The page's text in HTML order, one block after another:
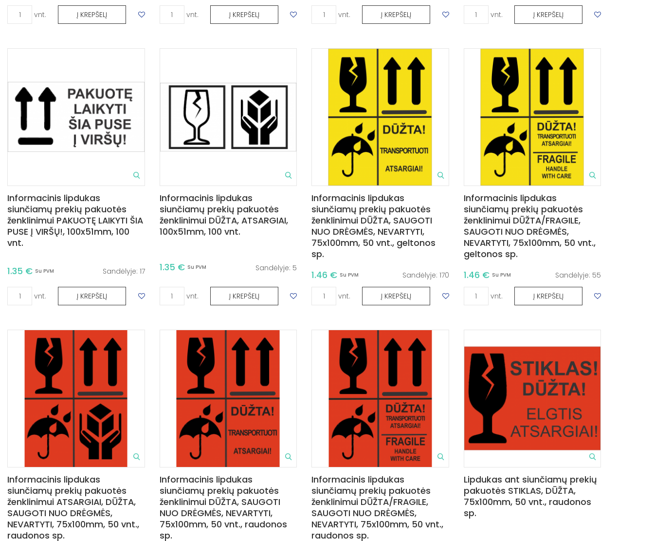
vnt. Į KREPŠELĮ vnt. Į KREPŠELĮ vnt. Į KREPŠELĮ vnt. Į KREPŠELĮ
Informacinis lipdukas
siunčiamų prekių pakuotės
ženklinimui PAKUOTĘ LAIKYTI ŠIA
PUSE Į VIRŠŲ!, 100x51mm, 100
vnt.
1.35 € Su PVM Sandėlyje: 17
vnt. Į KREPŠELĮ
Informacinis lipdukas
siunčiamų prekių pakuotės
ženklinimui DŪŽTA, ATSARGIAI,
100x51mm, 100 vnt.
1.35 € Su PVM Sandėlyje: 5
vnt. Į KREPŠELĮ
Informacinis lipdukas
siunčiamų prekių pakuotės
ženklinimui DŪŽTA, SAUGOTI
NUO DRĖGMĖS, NEVARTYTI,
75x100mm, 50 vnt., geltonos
sp.
1.46 € Su PVM Sandėlyje: 170
vnt. Į KREPŠELĮ
Informacinis lipdukas
siunčiamų prekių pakuotės
ženklinimui DŪŽTA/FRAGILE,
SAUGOTI NUO DRĖGMĖS,
NEVARTYTI, 75x100mm, 50 vnt.,
geltonos sp.
1.46 € Su PVM Sandėlyje: 55
vnt. Į KREPŠELĮ
Informacinis lipdukas
siunčiamų prekių pakuotės
ženklinimui ATSARGIAI, DŪŽTA,
SAUGOTI NUO DRĖGMĖS,
NEVARTYTI, 75x100mm, 50 vnt.,
raudonos sp.
Informacinis lipdukas
siunčiamų prekių pakuotės
ženklinimui DŪŽTA, SAUGOTI
NUO DRĖGMĖS, NEVARTYTI,
75x100mm, 50 vnt., raudonos
sp.
Informacinis lipdukas
siunčiamų prekių pakuotės
ženklinimui DŪŽTA/FRAGILE,
SAUGOTI NUO DRĖGMĖS,
NEVARTYTI, 75x100mm, 50 vnt.,
raudonos sp.
Lipdukas ant siunčiamų prekių
pakuotės STIKLAS, DŪŽTA,
75x100mm, 50 vnt., raudonos
sp.